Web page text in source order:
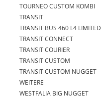
TOURNEO CUSTOM KOMBI
TRANSIT
TRANSIT BUS 460 L4 LIMITED
TRANSIT CONNECT
TRANSIT COURIER
TRANSIT CUSTOM
TRANSIT CUSTOM NUGGET
WEITERE
WESTFALIA BIG NUGGET